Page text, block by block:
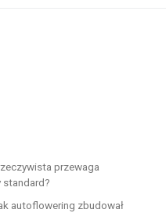
przewaga
standard?
autoflowering zbudował